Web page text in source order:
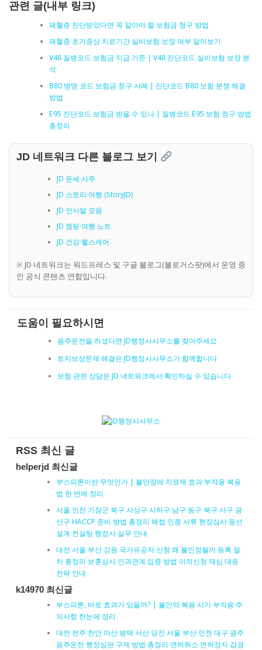
관련 글(내부 링크)
패혈증 진단받았다면 꼭 알아야 할 보험금 청구 방법
패혈증 초기증상 치료기간 실비보험 보장 여부 알아보기
V48 질병코드 보험금 지급 기준 | V48 진단코드 실비보험 보장 분
석
B80 병명 코드 보험금 청구 사례 | 진단코드 B80 보험 분쟁 해결
방법
E95 진단코드 보험금 받을 수 있나 | 질병코드 E95 보험 청구 방법
총정리
JD 네트워크 다른 블로그 보기
JD 운세·사주
JD 스토리·여행 (StoryJD)
JD 인사말 모음
JD 캠핑·여행 노트
JD 건강·헬스케어
※ JD 네트워크는 워드프레스 및 구글 블로그(블로거스팟)에서 운영 중
인 공식 콘텐츠 연합입니다.
도움이 필요하시면
음주운전을 하셨다면 JD행정사사무소를 찾아주세요
토지보상문제 해결은 JD행정사사무소가 함께합니다
보험 관련 상담은 JD 네트워크에서 확인하실 수 있습니다
RSS 최신 글
helperjd 최신글
부스피론이란 무엇인가 | 불안장애 치료제 효과·부작용·복용
법 한 번에 정리
서울 인천 기장군 북구 사상구 사하구 남구 동구 북구 서구 광
산구 HACCP 준비 방법 총정리 해썹 인증 서류 현장심사 동선
설계 컨설팅 행정사 실무 안내
대전 서울 부산 강원 국가유공자 신청 왜 불인정될까 등록 절
차 총정리 보훈심사 인과관계 입증 방법 이의신청 재심 대응
전략 안내
k14970 최신글
부스피론, 바로 효과가 있을까? | 불안약 복용 시기·부작용·주
의사항 한눈에 정리
대전 전주 천안 아산 평택 서산 당진 서울 부산 인천 대구 광주
음주운전 행정심판 구제 방법 총정리 면허취소 면허정지 감경